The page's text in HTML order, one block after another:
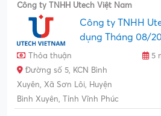
Công ty TNHH Utech Việt Nam
Công ty TNHH
dụng Tháng 08/
Thỏa thuận
5
Đường số 5, KCN Bình
Xuyên, Xã Sơn Lôi, Huyện
Bình Xuyên, Tỉnh Vĩnh Phúc